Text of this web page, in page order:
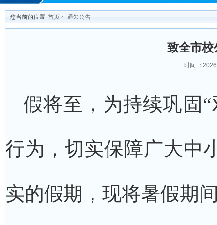
您当前的位置: 首页 > 通知公告
致全市校
时间 ：
假将至，为持续巩固
行为，切实保障广大中
实的假期，现将暑假期